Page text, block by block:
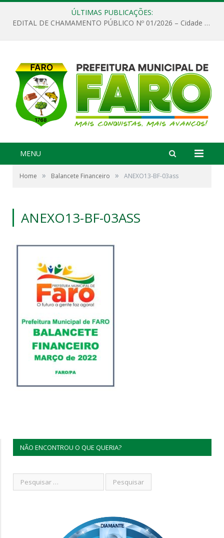
ÚLTIMAS PUBLICAÇÕES:
EDITAL DE CHAMAMENTO PÚBLICO Nº 01/2026 – Cidade de Faro
MENU
Home » Balancete Financeiro » ANEXO13-BF-03ass
ANEXO13-BF-03ASS
NÃO ENCONTROU O QUE QUERIA?